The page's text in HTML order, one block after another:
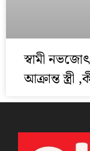
স্বামী
আক্রান্ত